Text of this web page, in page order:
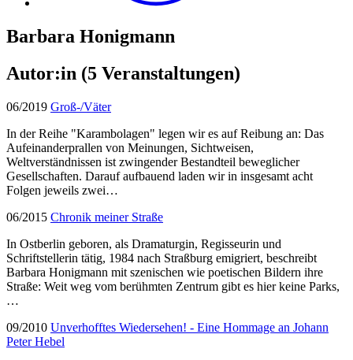
Barbara Honigmann
Autor:in (5 Veranstaltungen)
06/2019 Groß-/Väter
In der Reihe "Karambolagen" legen wir es auf Reibung an: Das
Aufeinanderprallen von Meinungen, Sichtweisen,
Weltverständnissen ist zwingender Bestandteil beweglicher
Gesellschaften. Darauf aufbauend laden wir in insgesamt acht
Folgen jeweils zwei…
06/2015 Chronik meiner Straße
In Ostberlin geboren, als Dramaturgin, Regisseurin und
Schriftstellerin tätig, 1984 nach Straßburg emigriert, beschreibt
Barbara Honigmann mit szenischen wie poetischen Bildern ihre
Straße: Weit weg vom berühmten Zentrum gibt es hier keine Parks,
…
09/2010 Unverhofftes Wiedersehen! - Eine Hommage an Johann
Peter Hebel